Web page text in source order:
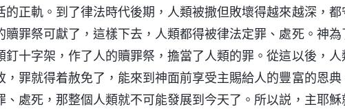
正軌。到了律法時代後期，人類被撒但敗壞得越來越深，
罪祭可獻了，這樣下去，人類都得被律法定罪、處死。神
十字架，作了人的贖罪祭，擔當了人類的罪。從這以後，人
罪就得着赦免了，能來到神面前享受主賜給人的豐富的恩
處死，那整個人類就不可能發展到今天了。所以説，主耶